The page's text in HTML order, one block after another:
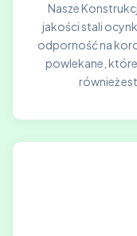
Nasze
jakości stali
odporność na
powlekane,
również